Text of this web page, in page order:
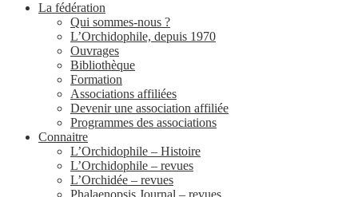
La fédération
Qui sommes-nous ?
L’Orchidophile, depuis 1970
Ouvrages
Bibliothèque
Formation
Associations affiliées
Devenir une association affiliée
Programmes des associations
Connaitre
L’Orchidophile – Histoire
L’Orchidophile – revues
L’Orchidée – revues
Phalaenopsis Journal – revues